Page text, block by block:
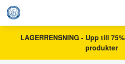
LAGERRENSNING - Upp till
produkter